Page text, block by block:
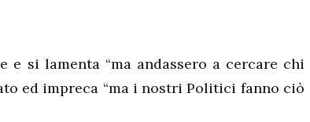
e si lamenta “ma andassero a cercare chi
ed impreca “ma i nostri Politici fanno ciò